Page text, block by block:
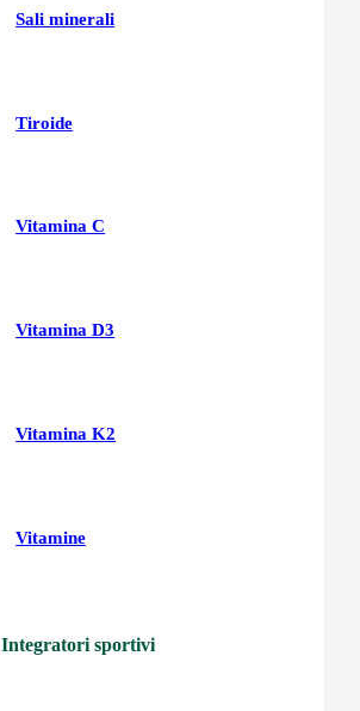
Sali minerali
Tiroide
Vitamina C
Vitamina D3
Vitamina K2
Vitamine
Integratori sportivi